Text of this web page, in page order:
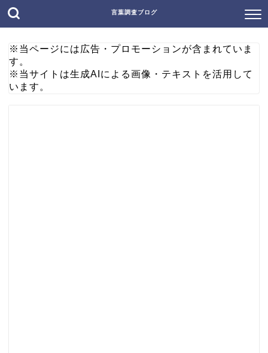
言葉調査ブログ
※当ページには広告・プロモーションが含まれていま
す。
※当サイトは生成AIによる画像・テキストを活用して
います。